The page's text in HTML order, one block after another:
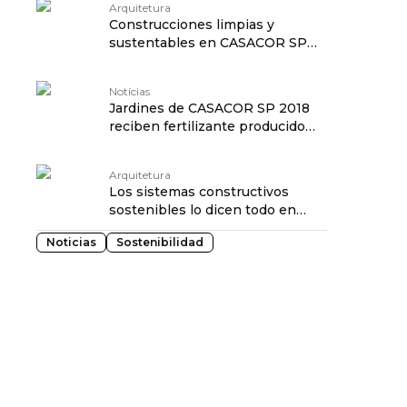
Arquitetura
Construcciones limpias y
sustentables en CASACOR SP
Notícias
Jardines de CASACOR SP 2018
reciben fertilizante producido
Arquitetura
Los sistemas constructivos
sostenibles lo dicen todo en
CASACOR SP 2018
Noticias Sostenibilidad